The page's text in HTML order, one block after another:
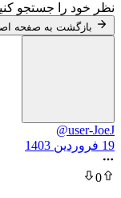
جستجو کنید...
به صفحه اصلی انجمن